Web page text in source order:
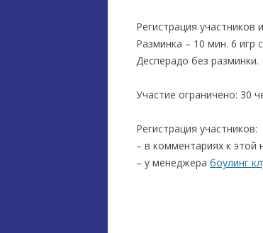
Регистрация
Разминка – 10 мин. 6 игр
Десперадо без разминки.
Участие ограничено: 30
Регистрация участников:
– в комментариях к этой
– у менеджера боулинг